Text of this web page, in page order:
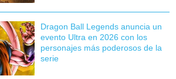
Dragon Ball Legends anuncia un
evento Ultra en 2026 con los
personajes más poderosos de la
serie